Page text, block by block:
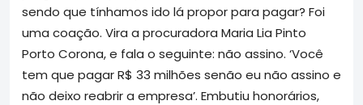
sendo que tínhamos ido lá propor para pagar? Foi
uma coação. Vira a procuradora Maria Lia Pinto
Porto Corona, e fala o seguinte: não assino. ‘Você
tem que pagar R$ 33 milhões senão eu não assino e
não deixo reabrir a empresa’. Embutiu honorários,